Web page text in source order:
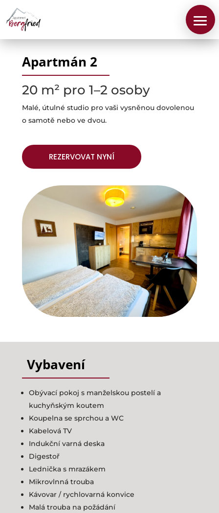
O
nás
Apartmány
Aktivity
Dotazy
Rezervovat
Kontakt
Apartmán 2
20 m² pro 1–2 osoby
Malé, útulné studio pro vaši vysněnou dovolenou
o samotě nebo ve dvou.
REZERVOVAT NYNÍ
Vybavení
Obývací pokoj s manželskou postelí a
kuchyňským koutem
Koupelna se sprchou a WC
Kabelová TV
Indukční varná deska
Digestoř
Lednička s mrazákem
Mikrovlnná trouba
Kávovar / rychlovarná konvice
Malá trouba na požádání